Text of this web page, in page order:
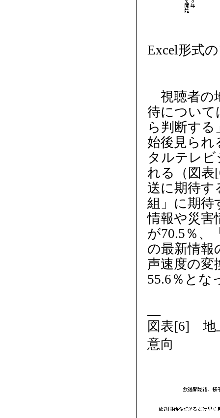
Excel形式
視聴者の
待について
ら判断す
始後見られ
タルテレ
れる（図表
送に期待す
組」に期待
情報や災害
が70.5％、
の最新情報
声速度の変
55.6％とな
図表[6] 地
意向